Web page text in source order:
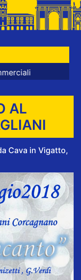
AL
Cava in Vigatto,